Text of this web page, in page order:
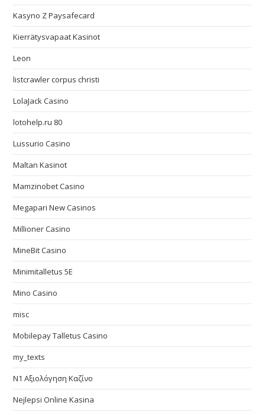
Kasyno Z Paysafecard
Kierrätysvapaat Kasinot
Leon
listcrawler corpus christi
LolaJack Casino
lotohelp.ru 80
Lussurio Casino
Maltan Kasinot
Mamzinobet Casino
Megapari New Casinos
Millioner Casino
MineBit Casino
Minimitalletus 5E
Mino Casino
misc
Mobilepay Talletus Casino
my_texts
N1 Αξιολόγηση Καζίνο
Nejlepsi Online Kasina